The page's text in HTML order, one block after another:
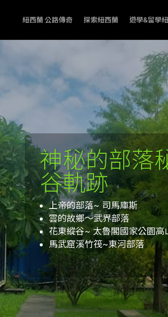
紐西蘭 公路傳奇 探索紐西蘭 遊學&留學
神秘的部落
谷軌跡
上帝的部落~ 司馬庫斯
雲的故鄉～武界部落
花東縱谷~ 太魯閣國家公園高
馬武窟溪竹筏~東河部落